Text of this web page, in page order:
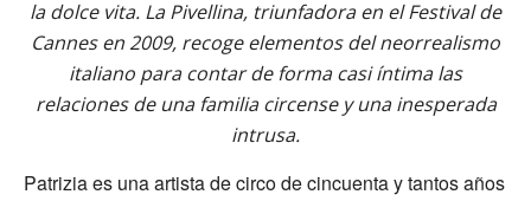
la dolce vita. La Pivellina, triunfadora en el Festival de
Cannes en 2009, recoge elementos del neorrealismo
italiano para contar de forma casi íntima las
relaciones de una familia circense y una inesperada
intrusa.
Patrizia es una artista de circo de cincuenta y tantos años